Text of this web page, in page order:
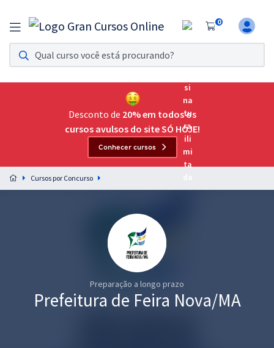
0
Assinatura Ilimitada 11
Acesso a todos os cursos. Teste grátis por 7 dias!
Assinatura OAB Até Passar
Acesso ilimitado a toda preparação para o Exame da
Preparação completa e intensiva para as principais
residências em saúde do Brasil
Graduação
Desconto de 20% em todos os
cursos avulsos do site SÓ HOJE!
Conhecer cursos
Cursos por Concurso
Preparação a longo prazo
Prefeitura de Feira Nova/MA